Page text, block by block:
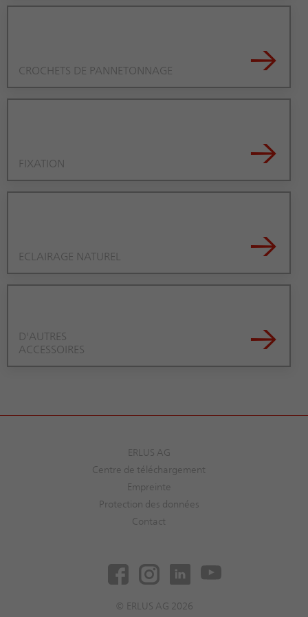
CROCHETS DE PANNETONNAGE →
FIXATION →
ECLAIRAGE NATUREL →
D'AUTRES
ACCESSOIRES
→
ERLUS AG
Centre de téléchargement
Empreinte
Protection des données
Contact
© ERLUS AG 2026